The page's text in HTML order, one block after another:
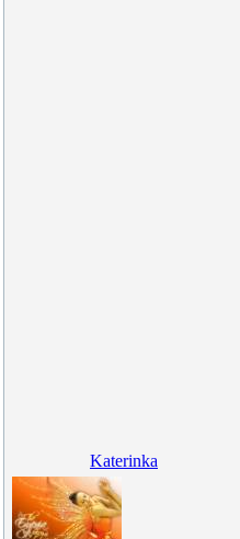
Katerinka